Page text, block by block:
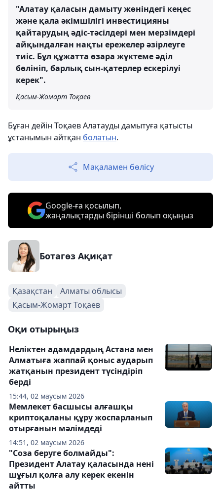
"Алатау қаласын дамыту жөніндегі кеңес
және қала әкімшілігі инвестицияны
қайтарудың әдіс-тәсілдері мен мерзімдері
айқындалған нақты ережелер әзірлеуге
тиіс. Бұл құжатта өзара жүктеме әділ
бөлініп, барлық сын-қатерлер ескерілуі
керек".
Қасым-Жомарт Тоқаев
Бұған дейін Тоқаев Алатауды дамытуға қатысты
ұстанымын айтқан болатын.
Мақаламен бөлісу
Google-ға қосылып,
жаңалықтарды бірінші болып оқыңыз
Ботагөз Ақиқат
Қазақстан
Алматы облысы
Қасым-Жомарт Тоқаев
Оқи отырыңыз
15:44, 02 маусым 2026
Неліктен адамдардың Астана мен
Алматыға жаппай қоныс аударып
жатқанын президент түсіндіріп
берді
14:51, 02 маусым 2026
Мемлекет басшысы алғашқы
криптоқаланы құру жоспарланып
отырғанын мәлімдеді
"Соза беруге болмайды":
Президент Алатау қаласында нені
шұғыл қолға алу керек екенін
айтты